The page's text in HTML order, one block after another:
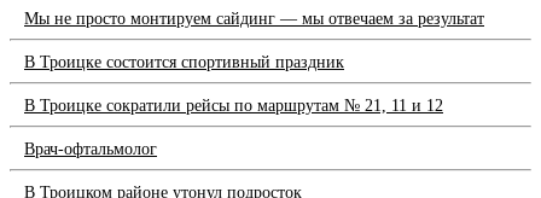
Мы не просто монтируем сайдинг — мы отвечаем за результат
В Троицке состоится спортивный праздник
В Троицке сократили рейсы по маршрутам № 21, 11 и 12
Врач-офтальмолог
В Троицком районе утонул подросток